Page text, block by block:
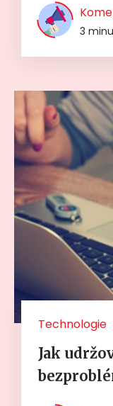
3
Technologie
Jak